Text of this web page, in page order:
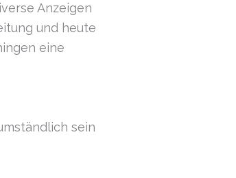
Anzeigen
und heute
eine
sein